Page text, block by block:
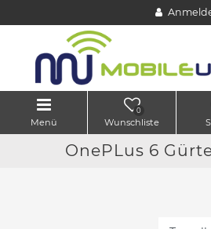
Menü
0
Wunschliste
OnePLus 6